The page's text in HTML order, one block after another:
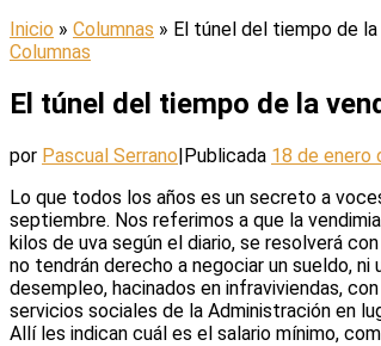
Inicio » Columnas » El túnel del tiempo de la
Columnas
El túnel del tiempo de la
por Pascual Serrano|Publicada 18 de enero
Lo que todos los años es un secreto a
septiembre. Nos referimos a que la
kilos de uva según el diario, se resolverá
no tendrán derecho a negociar un sueldo,
desempleo, hacinados en infraviviendas,
servicios sociales de la Administración en
Allí les indican cuál es el salario mínimo,